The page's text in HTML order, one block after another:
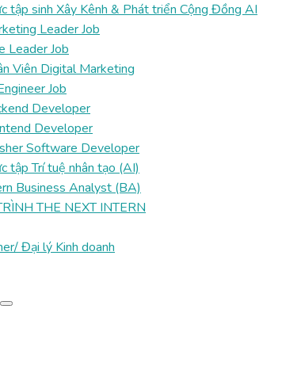
tập sinh Xây Kênh & Phát triển Cộng Đồng AI
Leader Job
Leader Job
Viên Digital Marketing
Job
Developer
Developer
Software Developer
tập Trí tuệ nhân tạo (AI)
Business Analyst (BA)
THE NEXT INTERN
Đại lý Kinh doanh